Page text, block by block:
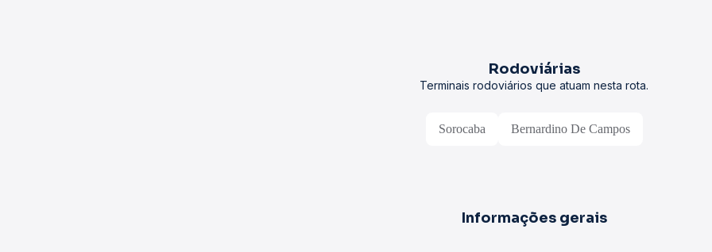
Rodoviárias
Terminais rodoviários que atuam nesta rota.
Sorocaba Bernardino De Campos
Informações gerais